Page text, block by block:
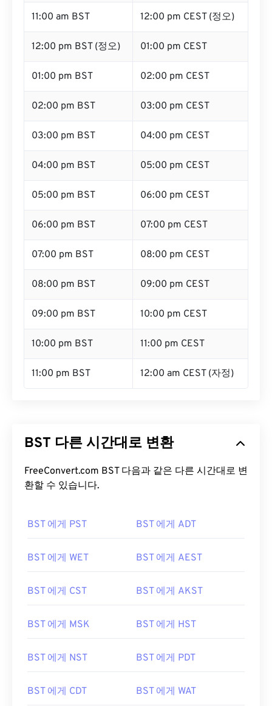
11:00 am BST 12:00 pm CEST (정오)
12:00 pm BST (정오) 01:00 pm CEST
01:00 pm BST 02:00 pm CEST
02:00 pm BST 03:00 pm CEST
03:00 pm BST 04:00 pm CEST
04:00 pm BST 05:00 pm CEST
05:00 pm BST 06:00 pm CEST
06:00 pm BST 07:00 pm CEST
07:00 pm BST 08:00 pm CEST
08:00 pm BST 09:00 pm CEST
09:00 pm BST 10:00 pm CEST
10:00 pm BST 11:00 pm CEST
11:00 pm BST 12:00 am CEST (자정)
BST 다른 시간대로 변환
FreeConvert.com BST 다음과 같은 다른 시간대로 변
환할 수 있습니다.
BST 에게 PST BST 에게 ADT
BST 에게 WET BST 에게 AEST
BST 에게 CST BST 에게 AKST
BST 에게 MSK BST 에게 HST
BST 에게 NST BST 에게 PDT
BST 에게 CDT BST 에게 WAT